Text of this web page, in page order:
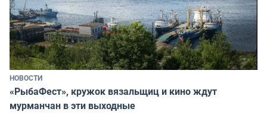
НОВОСТИ
«РыбаФест», кружок вязальщиц и кино ждут
мурманчан в эти выходные